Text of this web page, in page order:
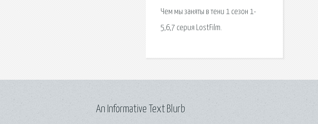
Чем мы заняты в тени 1 сезон 1-
5,6,7 серия LostFilm.
An Informative Text Blurb